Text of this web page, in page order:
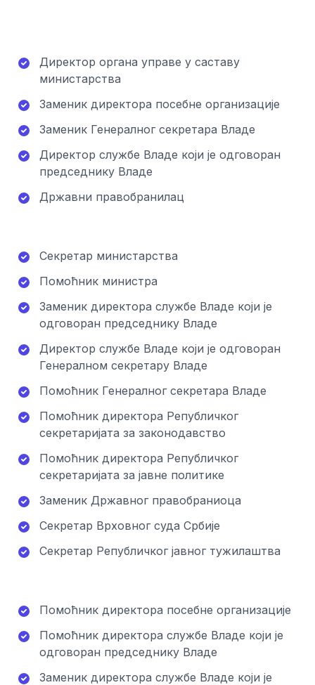
Директор органа управе у саставу
министарства
Заменик директора посебне организације
Заменик Генералног секретара Владе
Директор службе Владе који је одговоран
председнику Владе
Државни правобранилац
Секретар министарства
Помоћник министра
Заменик директора службе Владе који је
одговоран председнику Владе
Директор службе Владе који је одговоран
Генералном секретару Владе
Помоћник Генералног секретара Владе
Помоћник директора Републичког
секретаријата за законодавство
Помоћник директора Републичког
секретаријата за јавне политике
Заменик Државног правобраниоца
Секретар Врховног суда Србије
Секретар Републичког јавног тужилаштва
Помоћник директора посебне организације
Помоћник директора службе Владе који је
одговоран председнику Владе
Заменик директора службе Владе који је